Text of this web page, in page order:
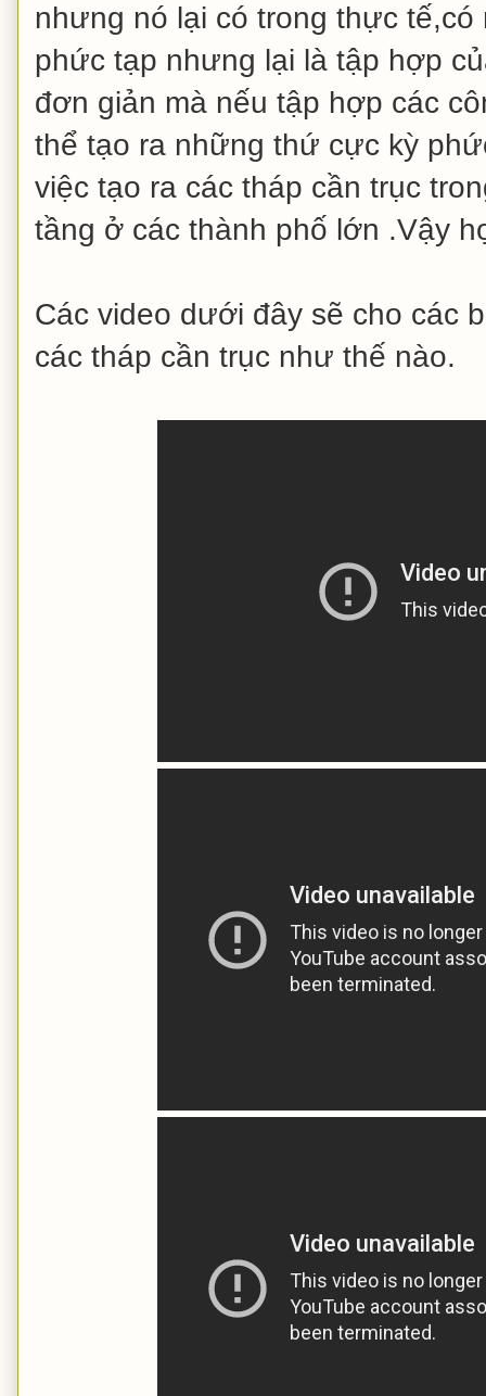
nhưng nó lại có trong thực
phức tạp nhưng lại là tập hợp
đơn giản mà nếu tập hợp các
thể tạo ra những thứ cực kỳ
việc tạo ra các tháp cần trục
tầng ở các thành phố lớn .Vậy
Các video dưới đây sẽ cho các
các tháp cần trục như thế nào.